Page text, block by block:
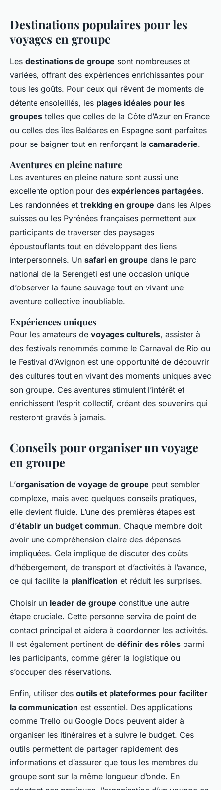
Destinations populaires pour les
voyages en groupe
Les destinations de groupe sont nombreuses et
variées, offrant des expériences enrichissantes pour
tous les goûts. Pour ceux qui rêvent de moments de
détente ensoleillés, les plages idéales pour les
groupes telles que celles de la Côte d’Azur en France
ou celles des îles Baléares en Espagne sont parfaites
pour se baigner tout en renforçant la camaraderie.
Aventures en pleine nature
Les aventures en pleine nature sont aussi une
excellente option pour des expériences partagées.
Les randonnées et trekking en groupe dans les Alpes
suisses ou les Pyrénées françaises permettent aux
participants de traverser des paysages
époustouflants tout en développant des liens
interpersonnels. Un safari en groupe dans le parc
national de la Serengeti est une occasion unique
d’observer la faune sauvage tout en vivant une
aventure collective inoubliable.
Expériences uniques
Pour les amateurs de voyages culturels, assister à
des festivals renommés comme le Carnaval de Rio ou
le Festival d’Avignon est une opportunité de découvrir
des cultures tout en vivant des moments uniques avec
son groupe. Ces aventures stimulent l’intérêt et
enrichissent l’esprit collectif, créant des souvenirs qui
resteront gravés à jamais.
Conseils pour organiser un voyage
en groupe
L’organisation de voyage de groupe peut sembler
complexe, mais avec quelques conseils pratiques,
elle devient fluide. L’une des premières étapes est
d’établir un budget commun. Chaque membre doit
avoir une compréhension claire des dépenses
impliquées. Cela implique de discuter des coûts
d’hébergement, de transport et d’activités à l’avance,
ce qui facilite la planification et réduit les surprises.
Choisir un leader de groupe constitue une autre
étape cruciale. Cette personne servira de point de
contact principal et aidera à coordonner les activités.
Il est également pertinent de définir des rôles parmi
les participants, comme gérer la logistique ou
s’occuper des réservations.
Enfin, utiliser des outils et plateformes pour faciliter
la communication est essentiel. Des applications
comme Trello ou Google Docs peuvent aider à
organiser les itinéraires et à suivre le budget. Ces
outils permettent de partager rapidement des
informations et d’assurer que tous les membres du
groupe sont sur la même longueur d’onde. En